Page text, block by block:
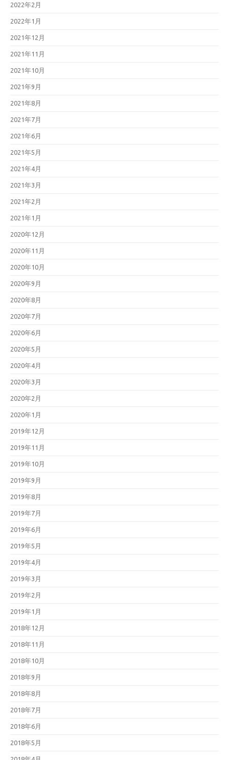
2022年2月
2022年1月
2021年12月
2021年11月
2021年10月
2021年9月
2021年8月
2021年7月
2021年6月
2021年5月
2021年4月
2021年3月
2021年2月
2021年1月
2020年12月
2020年11月
2020年10月
2020年9月
2020年8月
2020年7月
2020年6月
2020年5月
2020年4月
2020年3月
2020年2月
2020年1月
2019年12月
2019年11月
2019年10月
2019年9月
2019年8月
2019年7月
2019年6月
2019年5月
2019年4月
2019年3月
2019年2月
2019年1月
2018年12月
2018年11月
2018年10月
2018年9月
2018年8月
2018年7月
2018年6月
2018年5月